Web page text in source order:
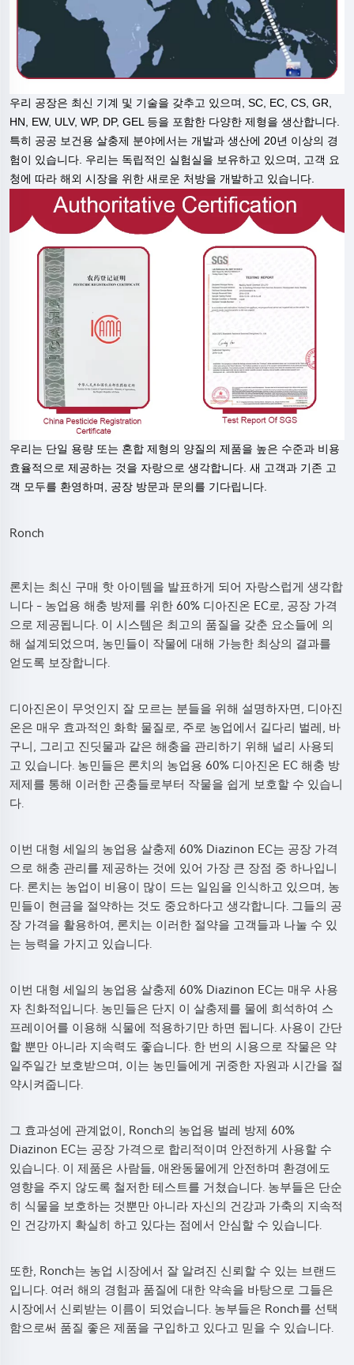
우리 공장은 최신 기계 및 기술을 갖추고 있으며, SC, EC, CS, GR,
HN, EW, ULV, WP, DP, GEL 등을 포함한 다양한 제형을 생산합니다.
특히 공공 보건용 살충제 분야에서는 개발과 생산에 20년 이상의 경
험이 있습니다. 우리는 독립적인 실험실을 보유하고 있으며, 고객 요
청에 따라 해외 시장을 위한 새로운 처방을 개발하고 있습니다.
우리는 단일 용량 또는 혼합 제형의 양질의 제품을 높은 수준과 비용
효율적으로 제공하는 것을 자랑으로 생각합니다. 새 고객과 기존 고
객 모두를 환영하며, 공장 방문과 문의를 기다립니다.
Ronch
론치는 최신 구매 핫 아이템을 발표하게 되어 자랑스럽게 생각합
니다 - 농업용 해충 방제를 위한 60% 디아진온 EC로, 공장 가격
으로 제공됩니다. 이 시스템은 최고의 품질을 갖춘 요소들에 의
해 설계되었으며, 농민들이 작물에 대해 가능한 최상의 결과를
얻도록 보장합니다.
디아진온이 무엇인지 잘 모르는 분들을 위해 설명하자면, 디아진
온은 매우 효과적인 화학 물질로, 주로 농업에서 길다리 벌레, 바
구니, 그리고 진딧물과 같은 해충을 관리하기 위해 널리 사용되
고 있습니다. 농민들은 론치의 농업용 60% 디아진온 EC 해충 방
제제를 통해 이러한 곤충들로부터 작물을 쉽게 보호할 수 있습니
다.
이번 대형 세일의 농업용 살충제 60% Diazinon EC는 공장 가격
으로 해충 관리를 제공하는 것에 있어 가장 큰 장점 중 하나입니
다. 론치는 농업이 비용이 많이 드는 일임을 인식하고 있으며, 농
민들이 현금을 절약하는 것도 중요하다고 생각합니다. 그들의 공
장 가격을 활용하여, 론치는 이러한 절약을 고객들과 나눌 수 있
는 능력을 가지고 있습니다.
이번 대형 세일의 농업용 살충제 60% Diazinon EC는 매우 사용
자 친화적입니다. 농민들은 단지 이 살충제를 물에 희석하여 스
프레이어를 이용해 식물에 적용하기만 하면 됩니다. 사용이 간단
할 뿐만 아니라 지속력도 좋습니다. 한 번의 시용으로 작물은 약
일주일간 보호받으며, 이는 농민들에게 귀중한 자원과 시간을 절
약시켜줍니다.
그 효과성에 관계없이, Ronch의 농업용 벌레 방제 60%
Diazinon EC는 공장 가격으로 합리적이며 안전하게 사용할 수
있습니다. 이 제품은 사람들, 애완동물에게 안전하며 환경에도
영향을 주지 않도록 철저한 테스트를 거쳤습니다. 농부들은 단순
히 식물을 보호하는 것뿐만 아니라 자신의 건강과 가축의 지속적
인 건강까지 확실히 하고 있다는 점에서 안심할 수 있습니다.
또한, Ronch는 농업 시장에서 잘 알려진 신뢰할 수 있는 브랜드
입니다. 여러 해의 경험과 품질에 대한 약속을 바탕으로 그들은
시장에서 신뢰받는 이름이 되었습니다. 농부들은 Ronch를 선택
함으로써 품질 좋은 제품을 구입하고 있다고 믿을 수 있습니다.